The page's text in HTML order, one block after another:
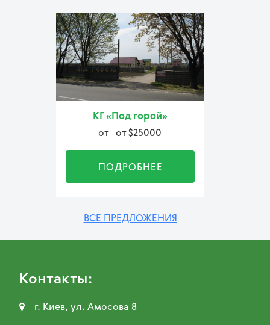
КГ «Под горой»
от
от $25000
ПОДРОБНЕЕ
ВСЕ ПРЕДЛОЖЕНИЯ
Контакты:
 г. Киев, ул. Амосова 8